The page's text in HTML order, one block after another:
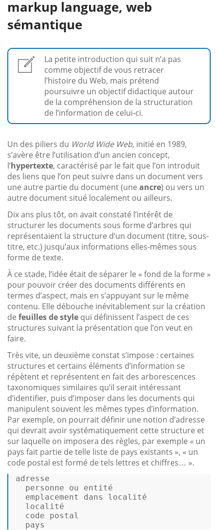
markup language, web
sémantique
La petite introduction qui suit n’a pas
comme objectif de vous retracer
l’histoire du Web, mais prétend
poursuivre un objectif didactique autour
de la compréhension de la structuration
de l’information de celui-ci.
Un des piliers du World Wide Web, initié en 1989,
s’avère être l’utilisation d’un ancien concept,
l’hypertexte, caractérisé par le fait que l’on introduit
des liens que l’on peut suivre dans un document vers
une autre partie du document (une ancre) ou vers un
autre document situé localement ou ailleurs.
Dix ans plus tôt, on avait constaté l’intérêt de
structurer les documents sous forme d’arbres qui
représentaient la structure d’un document (titre, sous-
titre, etc.) jusqu’aux informations elles-mêmes sous
forme de texte.
À ce stade, l’idée était de séparer le « fond de la forme »
pour pouvoir créer des documents différents en
termes d’aspect, mais en s’appuyant sur le même
contenu. Elle débouche inévitablement sur la création
de feuilles de style qui définissent l’aspect de ces
structures suivant la présentation que l’on veut en
faire.
Très vite, un deuxième constat s’impose : certaines
structures et certains éléments d’information se
répètent et représentent en fait des arborescences
taxonomiques similaires qu’il serait intéressant
d’identifier, puis d’imposer dans les documents qui
manipulent souvent les mêmes types d’information.
Par exemple, on pourrait définir une notion d’adresse
qui devrait avoir systématiquement cette structure et
sur laquelle on imposera des règles, par exemple « un
pays fait partie de telle liste de pays existants », « un
code postal est formé de tels lettres et chiffres… ».
adresse
personne ou entité
emplacement dans localité
localité
code postal
pays